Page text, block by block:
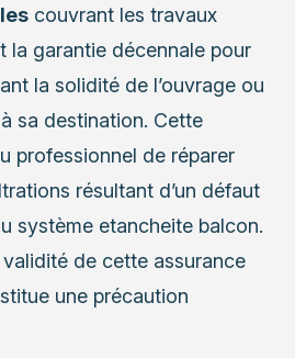
couvrant les travaux
la garantie décennale pour
la solidité de l’ouvrage ou
sa destination. Cette
professionnel de réparer
résultant d’un défaut
système etancheite balcon.
de cette assurance
une précaution